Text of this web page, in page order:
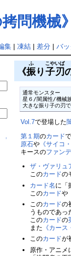
問機械》
集| 凍結| 差分| バ
↑
《振
ふ
り 子刃
こやいば
通常モンスター
星６/闇属性/機械
大きな振り子の刃
Vol.7で登場した
第１期のカード
原石や 《サイコ
キースのファン
ザ・ヴァリュ
このカードの
カード名 に「
このカードや
このカードの
うものであっ
このカードの
また 《カース
このカードが
原作・アニ